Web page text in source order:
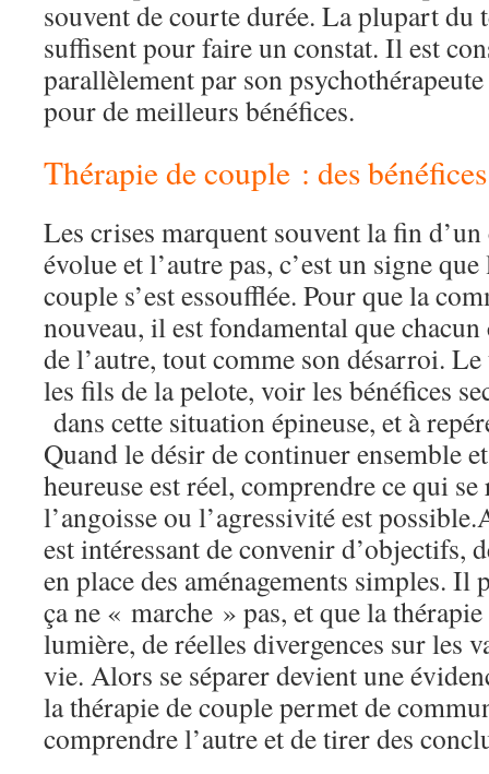
souvent de courte durée. La plupart du
suffisent pour faire un constat. Il est
parallèlement par son
pour de meilleurs bénéfices.
Thérapie de couple : des
Les crises marquent souvent la fin
évolue et l’autre pas, c’est un signe
couple s’est essoufflée. Pour que la
nouveau, il est fondamental que
de l’autre, tout comme son désarroi.
les fils de la pelote, voir les bénéfices
dans cette situation épineuse, et à
Quand le désir de continuer ensemble
heureuse est réel, comprendre ce qui
l’angoisse ou l’agressivité est
est intéressant de convenir d’objectifs,
en place des aménagements simples. Il
ça ne « marche » pas, et que la
lumière, de réelles divergences sur les
vie. Alors se séparer devient une
la thérapie de couple permet de
comprendre l’autre et de tirer des